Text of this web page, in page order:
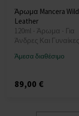
Άρωμα Mancera Wild
Leather
120ml - Άρωμα - Για
Άνδρες Και Γυναίκες
Άμεσα διαθέσιμο
89,00 €